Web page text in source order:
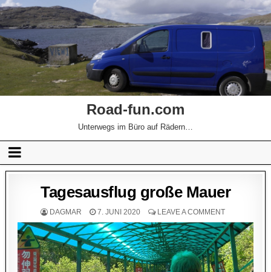
Road-fun.com
Unterwegs im Büro auf Rädern…
Tagesausflug große Mauer
DAGMAR 7. JUNI 2020 LEAVE A COMMENT